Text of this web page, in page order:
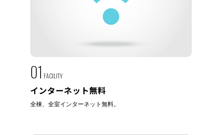
01 FACILITY
インターネット無料
全棟、全室インターネット無料。